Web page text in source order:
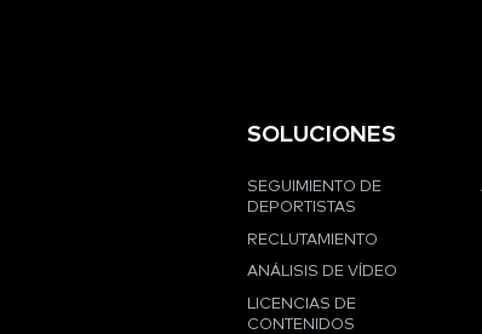
SOLUCIONES
SEGUIMIENTO DE
DEPORTISTAS
RECLUTAMIENTO
ANÁLISIS DE VÍDEO
LICENCIAS DE
CONTENIDOS